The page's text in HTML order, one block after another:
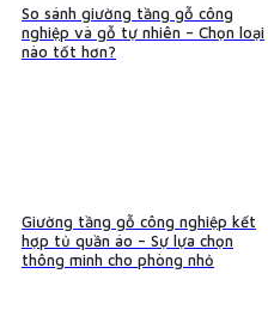
So sánh giường tầng gỗ công
nghiệp và gỗ tự nhiên – Chọn loại
nào tốt hơn?
Giường tầng gỗ công nghiệp kết
hợp tủ quần áo – Sự lựa chọn
thông minh cho phòng nhỏ